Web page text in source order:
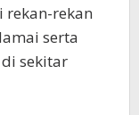
rekan-rekan
serta
sekitar